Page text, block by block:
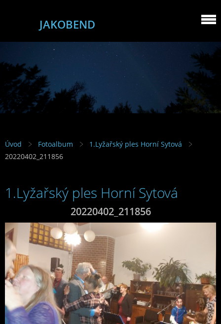
JAKOBEND
Úvod Fotoalbum
1.Lyžařský ples Horní Sytová
20220402_211856
1.Lyžařský ples Horní Sytová
20220402_211856